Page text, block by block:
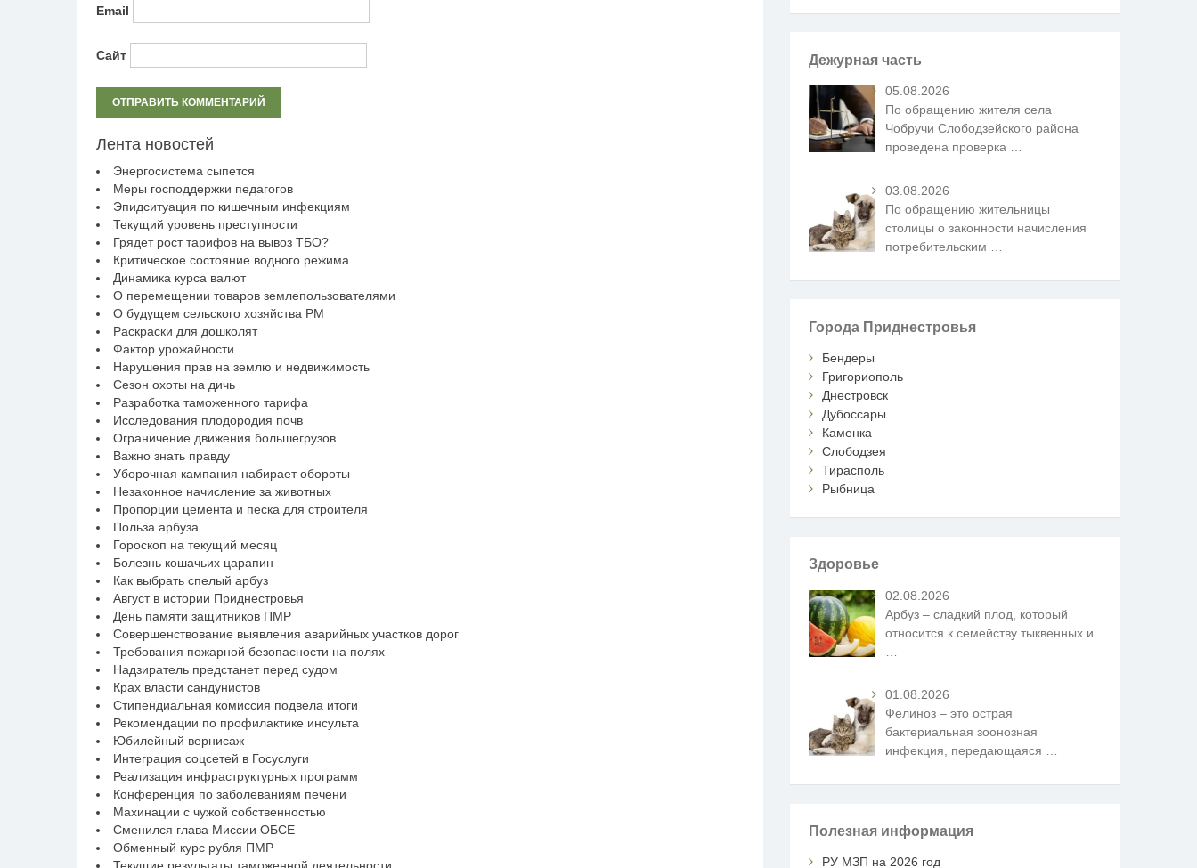
Email
Сайт
Лента новостей
Энергосистема сыпется
Меры господдержки педагогов
Эпидситуация по кишечным инфекциям
Текущий уровень преступности
Грядет рост тарифов на вывоз ТБО?
Критическое состояние водного режима
Динамика курса валют
О перемещении товаров землепользователями
О будущем сельского хозяйства РМ
Раскраски для дошколят
Фактор урожайности
Нарушения прав на землю и недвижимость
Сезон охоты на дичь
Разработка таможенного тарифа
Исследования плодородия почв
Ограничение движения большегрузов
Важно знать правду
Уборочная кампания набирает обороты
Незаконное начисление за животных
Пропорции цемента и песка для строителя
Польза арбуза
Гороскоп на текущий месяц
Болезнь кошачьих царапин
Как выбрать спелый арбуз
Август в истории Приднестровья
День памяти защитников ПМР
Совершенствование выявления аварийных участков дорог
Требования пожарной безопасности на полях
Надзиратель предстанет перед судом
Крах власти сандунистов
Стипендиальная комиссия подвела итоги
Рекомендации по профилактике инсульта
Юбилейный вернисаж
Интеграция соцсетей в Госуслуги
Реализация инфраструктурных программ
Конференция по заболеваниям печени
Махинации с чужой собственностью
Сменился глава Миссии ОБСЕ
Обменный курс рубля ПМР
Дежурная часть
05.08.2026
По обращению жителя села
Чобручи Слободзейского района
проведена проверка …
03.08.2026
По обращению жительницы
столицы о законности начисления
потребительским
Города Приднестровья
Бендеры
Григориополь
Днестровск
Дубоссары
Каменка
Слободзея
Тирасполь
Рыбница
Здоровье
02.08.2026
Арбуз – сладкий плод, который
относится к семейству тыквенных и
01.08.2026
Фелиноз – это острая
бактериальная зоонозная
инфекция, передающаяся
Полезная информация
РУ МЗП на 2026 год